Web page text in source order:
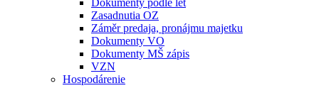
Zasadnutia OZ
Záměr predaja, pronájmu majetku
Dokumenty VO
Dokumenty MŠ zápis
VZN
Hospodárenie